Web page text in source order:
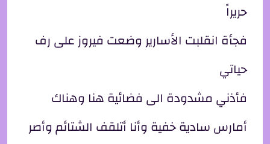
حريراً
فجأة انقلبت الأسارير وضعت فيروز على رف
حياتي
فأذني مشدودة الى فضائية هنا وهناك
أمارس سادية خفية وأنا أتلقف الشتائم وأصر